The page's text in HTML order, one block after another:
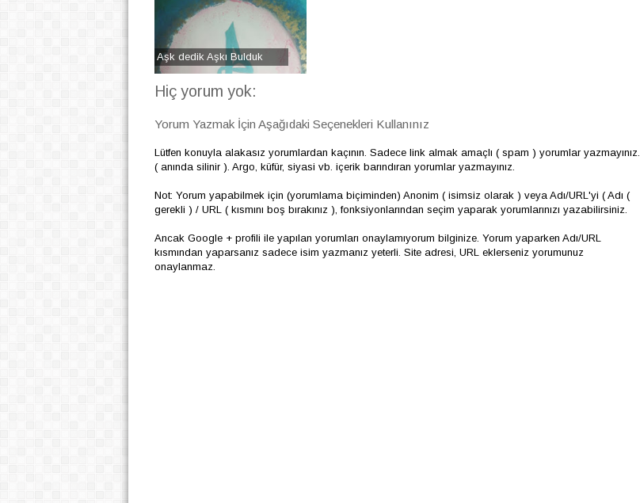
Aşk dedik Aşkı Bulduk
Hiç yorum yok:
Yorum Yazmak İçin Aşağıdaki Seçenekleri Kullanınız
Lütfen konuyla alakasız yorumlardan kaçının. Sadece link almak amaçlı ( spam ) yorumlar yazmayınız.
( anında silinir ). Argo, küfür, siyasi vb. içerik barındıran yorumlar yazmayınız.
Not: Yorum yapabilmek için (yorumlama biçiminden) Anonim ( isimsiz olarak ) veya Adı/URL'yi ( Adı (
gerekli ) / URL ( kısmını boş bırakınız ), fonksiyonlarından seçim yaparak yorumlarınızı yazabilirsiniz.
Ancak Google + profili ile yapılan yorumları onaylamıyorum bilginize. Yorum yaparken Adı/URL
kısmından yaparsanız sadece isim yazmanız yeterli. Site adresi, URL eklerseniz yorumunuz
onaylanmaz.